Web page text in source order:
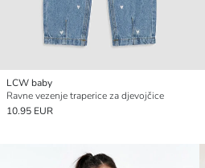
LCW baby
Ravne vezenje traperice za djevojčice
10.95 EUR